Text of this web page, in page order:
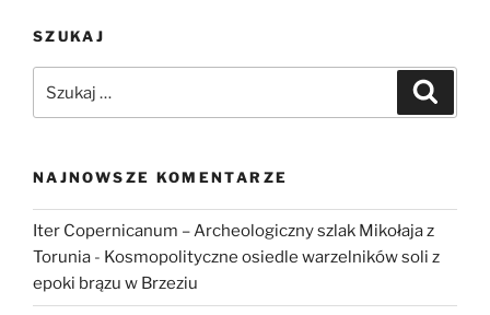
–
Polaków
Sudanie”
SZUKAJ
NAJNOWSZE KOMENTARZE
Iter Copernicanum – Archeologiczny szlak Mikołaja z
Torunia - Kosmopolityczne osiedle warzelników soli z
epoki brązu w Brzeziu